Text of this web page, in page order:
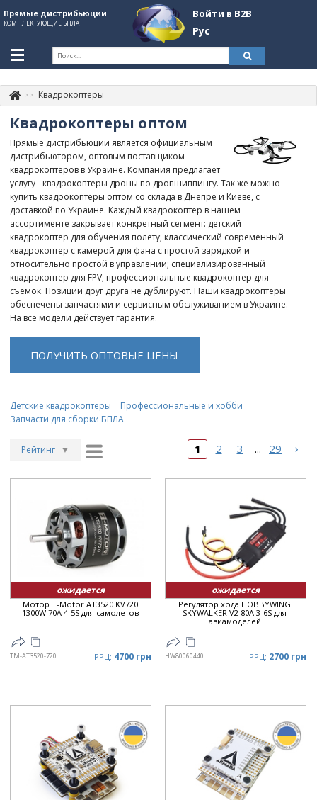
Прямые дистрибьюции
КОМПЛЕКТУЮЩИЕ БПЛА
Войти в B2B
Рус
+380507774092 Контакты
Информация о компании
About Company
Обзоры
Категории
Бренды
Войти в B2B
Стать партнером
Квадрокоптеры
Квадрокоптеры оптом
Прямые дистрибьюции является официальным
дистрибьютором, оптовым поставщиком
квадрокоптеров в Украине. Компания предлагает
услугу - квадрокоптеры дроны по дропшиппингу. Так же можно
купить квадрокоптеры оптом со склада в Днепре и Киеве, с
доставкой по Украине. Каждый квадрокоптер в нашем
ассортименте закрывает конкретный сегмент: детский
квадрокоптер для обучения полету; классический современный
квадрокоптер с камерой для фана с простой зарядкой и
относительно простой в управлении; специализированный
квадрокоптер для FPV; профессиональные квадрокоптер для
съемок. Позиции друг друга не дублируют. Наши квадрокоптеры
обеспечены запчастями и сервисным обслуживанием в Украине.
На все модели действует гарантия.
ПОЛУЧИТЬ ОПТОВЫЕ ЦЕНЫ
Детские квадрокоптеры
Профессиональные и хобби
Запчасти для сборки БПЛА
Рейтинг ▼
▼
Цена ▲
Цена ▼
1 2 3 ... 29 ›
ожидается
Мотор T-Motor AT3520 KV720
1300W 70A 4-5S для самолетов
TM-AT3520-720 РРЦ: 4700 грн
ожидается
Регулятор хода HOBBYWING
SKYWALKER V2 80A 3-6S для
авиамоделей
HW80060440 РРЦ: 2700 грн